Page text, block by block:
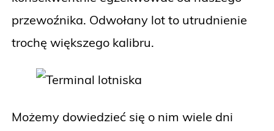
przewoźnika. Odwołany lot to utrudnienie
trochę większego kalibru.
Możemy dowiedzieć się o nim wiele dni